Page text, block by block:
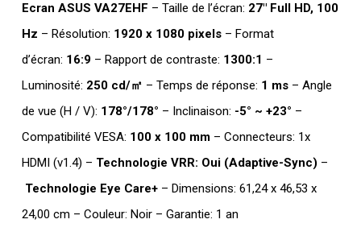
était :
DT
TTC 529,000.
est :
DT
TTC 425,000.
Ecran ASUS VA27EHF – Taille de l’écran: 27″ Full HD, 100
Hz – Résolution: 1920 x 1080 pixels– Format
d’écran: 16:9– Rapport de contraste: 1300:1 –
Luminosité: 250 cd/㎡ – Temps de réponse: 1 ms– Angle
de vue (H / V): 178°/178° – Inclinaison: -5° ~ +23° –
Compatibilité VESA: 100 x 100 mm – Connecteurs: 1x
HDMI (v1.4) – Technologie VRR: Oui (Adaptive-Sync) –
Technologie Eye Care+ – Dimensions: 61,24 x 46,53 x
24,00 cm – Couleur: Noir – Garantie: 1 an